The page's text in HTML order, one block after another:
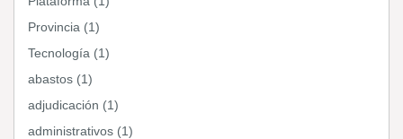
Provincia (1)
Tecnología (1)
abastos (1)
adjudicación (1)
administrativos (1)